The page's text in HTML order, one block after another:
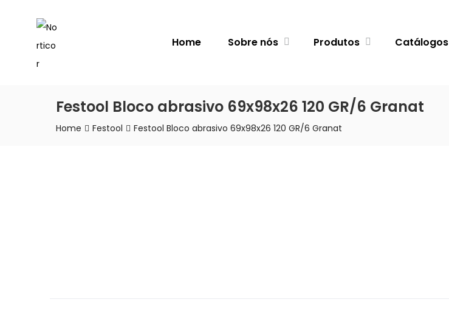
NORTICOR
Home Sobre nós Produtos Catálogos
Festool Bloco abrasivo 69x98x26 120 GR/6 Granat
Home Festool Festool Bloco abrasivo 69x98x26 120 GR/6 Granat